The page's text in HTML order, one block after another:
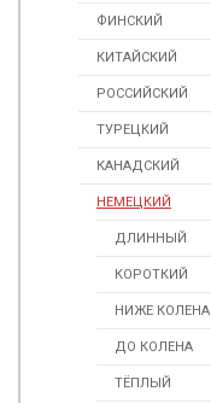
ФИНСКИЙ
КИТАЙСКИЙ
РОССИЙСКИЙ
ТУРЕЦКИЙ
КАНАДСКИЙ
НЕМЕЦКИЙ
ДЛИННЫЙ
КОРОТКИЙ
НИЖЕ КОЛЕНА
ДО КОЛЕНА
ТЁПЛЫЙ